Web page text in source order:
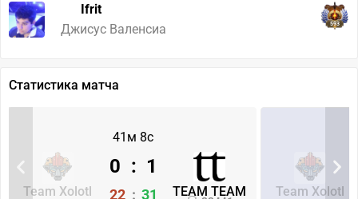
Ifrit
Джисус Валенсиа
593
Статистика матча
41м 8с
Team Xolotl TEAM TEAM
0 : 1
22 : 31 Team Xolotl